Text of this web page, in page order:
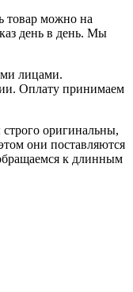
товар можно на
день в день. Мы
лицами.
Оплату принимаем
оригинальны,
они поставляются
к длинным